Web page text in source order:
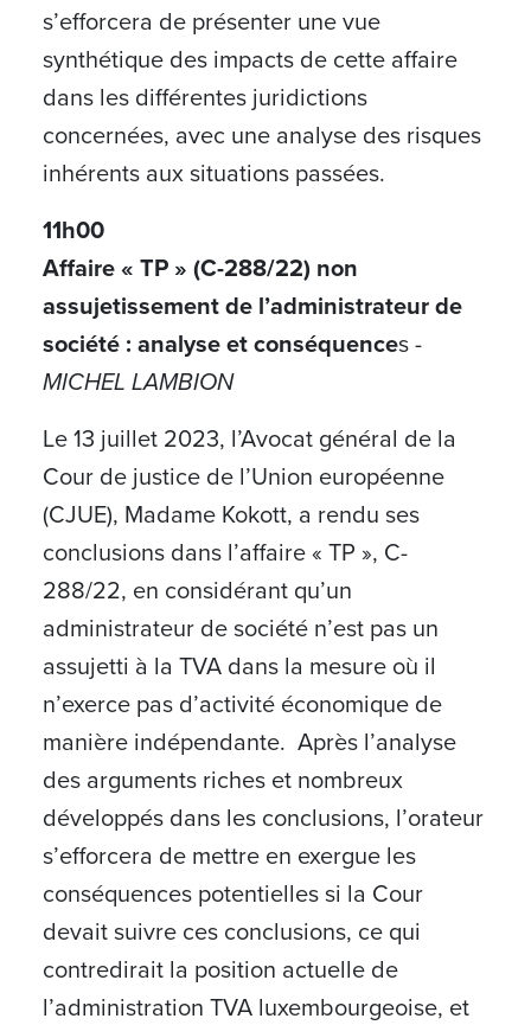
s’efforcera de présenter une vue
synthétique des impacts de cette affaire
dans les différentes juridictions
concernées, avec une analyse des risques
inhérents aux situations passées.
11h00
Affaire « TP » (C-288/22) non
assujetissement de l’administrateur de
société : analyse et conséquences -
MICHEL LAMBION
Le 13 juillet 2023, l’Avocat général de la
Cour de justice de l’Union européenne
(CJUE), Madame Kokott, a rendu ses
conclusions dans l’affaire « TP », C-
288/22, en considérant qu’un
administrateur de société n’est pas un
assujetti à la TVA dans la mesure où il
n’exerce pas d’activité économique de
manière indépendante. Après l’analyse
des arguments riches et nombreux
développés dans les conclusions, l’orateur
s’efforcera de mettre en exergue les
conséquences potentielles si la Cour
devait suivre ces conclusions, ce qui
contredirait la position actuelle de
l’administration TVA luxembourgeoise, et